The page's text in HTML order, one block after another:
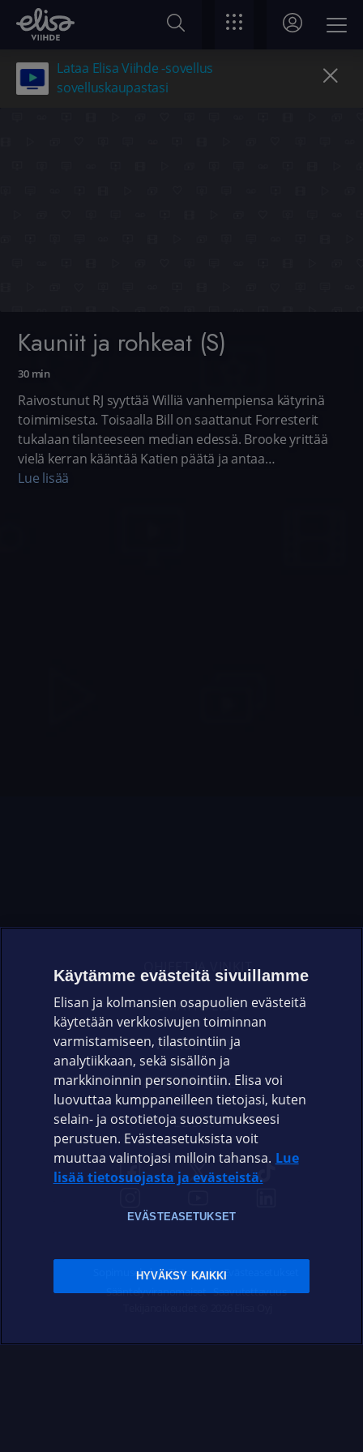
Lataa Elisa Viihde -sovellus
sovelluskaupastasi
Kauniit ja rohkeat (S)
30 min
Raivostunut RJ syyttää Williä vanhempiensa kätyrinä
toimimisesta. Toisaalla Bill on saattanut Forresterit
tukalaan tilanteeseen median edessä. Brooke yrittää
vielä kerran kääntää Katien päätä ja antaa
myrskyvaroituksen.
Lue lisää
OHJEET JA VINKIT
OMAYHTEISÖ
VIANSELVITYS
ASIAKASPALVELU
ELISA.FI
Sopimusehdot Tietosuoja Evästeasetukset
Sääntelyviranomaiset Saavutettavuus
Käytämme evästeitä sivuillamme
Elisan ja kolmansien osapuolien evästeitä
käytetään verkkosivujen toiminnan
varmistamiseen, tilastointiin ja
analytiikkaan, sekä sisällön ja
markkinoinnin personointiin. Elisa voi
luovuttaa kumppaneilleen tietojasi, kuten
selain- ja ostotietoja suostumukseesi
perustuen. Evästeasetuksista voit
muuttaa valintojasi milloin tahansa. Lue
lisää tietosuojasta ja evästeistä.
EVÄSTEASETUKSET
HYVÄKSY KAIKKI